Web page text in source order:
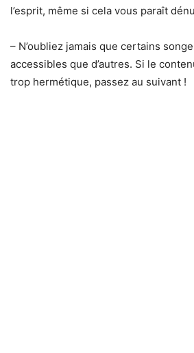
l’esprit, même si cela vous paraît
– N’oubliez jamais que certains
accessibles que d’autres. Si le
trop hermétique, passez au suivant !